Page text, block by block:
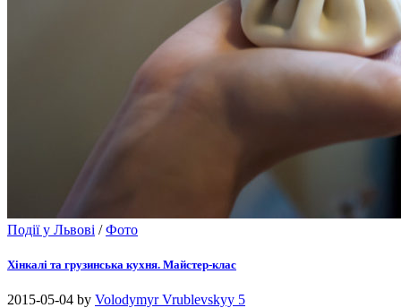
Події у Львові /Фото
Хінкалі та грузинська кухня. Майстер-клас
2015-05-04 by Volodymyr Vrublevskyy 5